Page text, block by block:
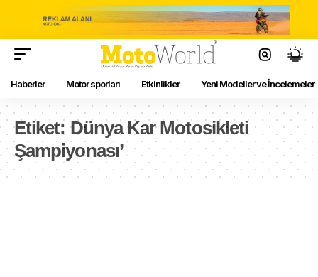
Haberler Motor sporları Etkinlikler Yeni Modeller ve İncelemeler
Etiket: Dünya Kar Motosikleti
Şampiyonası’